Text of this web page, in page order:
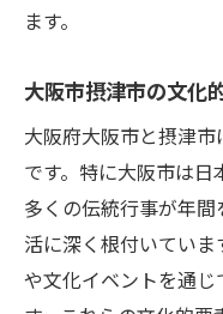
競合物件と
オンライン
ターゲット
季節による
市場変動に
大阪市摂津市の
ます。
大阪市摂津市の文化
大阪府大阪市と摂津
です。特に大阪市は日
多くの伝統行事が年
活に深く根付いてい
や文化イベントを通